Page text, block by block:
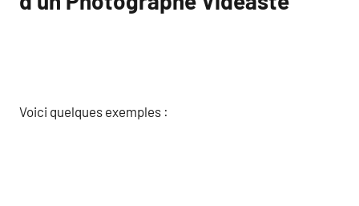
Voici quelques exemples :